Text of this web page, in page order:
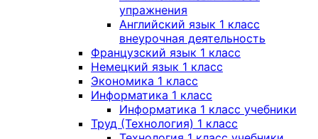
упражнения
Английский язык 1 класс
внеурочная деятельность
Французский язык 1 класс
Немецкий язык 1 класс
Экономика 1 класс
Информатика 1 класс
Информатика 1 класс учебники
Труд (Технология) 1 класс